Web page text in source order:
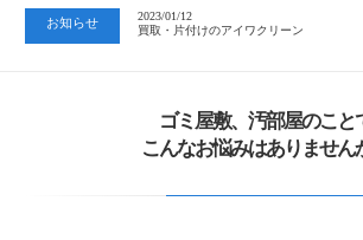
お知らせ
2023/01/12
買取・片付けのアイワクリーン
ゴミ屋敷、汚部屋のこと
こんなお悩みはありません